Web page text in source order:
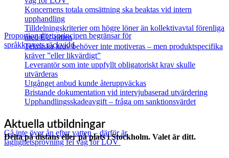
Proportionalitetsprincipen begränsar för
språkkravets räckvidd
Gå inte över ån efter vatten – därför är
laglighetsprövning fel väg för LOV
Koncernens totala omsättning ska beaktas vid intern
upphandling
Tilldelningskriterier om högre löner än kollektivavtal förenliga
med EU‑rätten
Tekniska krav behöver inte motiveras – men produktspecifika
kräver ”eller likvärdigt”
Leverantör som inte uppfyllt obligatoriskt krav skulle
utvärderas
Utgånget anbud kunde återuppväckas
Bristande dokumentation vid intervjubaserad utvärdering
Upphandlingsskadeavgift – fråga om sanktionsvärdet
Aktuella utbildningar
Delta på distans eller på plats i Stockholm. Valet är ditt.